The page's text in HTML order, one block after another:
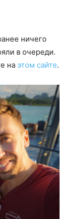
ничего
в очереди.
на этом сайте.